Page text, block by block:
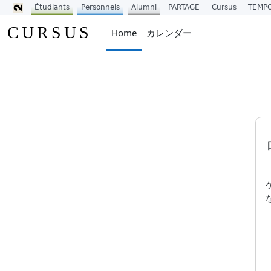
CURSUS Home カレンダー
Étudiants Personnels Alumni PARTAGE Cursus